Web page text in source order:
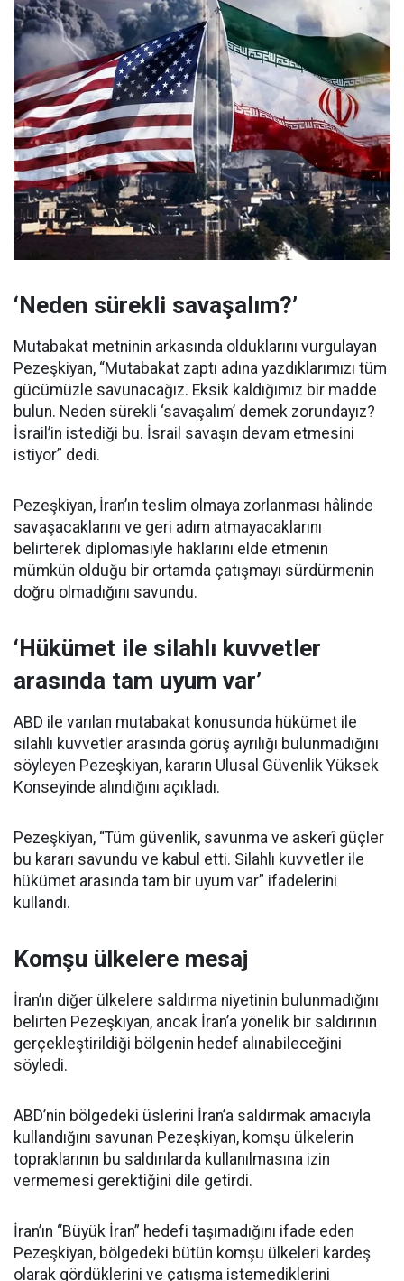
‘Neden sürekli savaşalım?’
Mutabakat metninin arkasında olduklarını vurgulayan
Pezeşkiyan, “Mutabakat zaptı adına yazdıklarımızı tüm
gücümüzle savunacağız. Eksik kaldığımız bir madde
bulun. Neden sürekli ‘savaşalım’ demek zorundayız?
İsrail’in istediği bu. İsrail savaşın devam etmesini
istiyor” dedi.
Pezeşkiyan, İran’ın teslim olmaya zorlanması hâlinde
savaşacaklarını ve geri adım atmayacaklarını
belirterek diplomasiyle haklarını elde etmenin
mümkün olduğu bir ortamda çatışmayı sürdürmenin
doğru olmadığını savundu.
‘Hükümet ile silahlı kuvvetler
arasında tam uyum var’
ABD ile varılan mutabakat konusunda hükümet ile
silahlı kuvvetler arasında görüş ayrılığı bulunmadığını
söyleyen Pezeşkiyan, kararın Ulusal Güvenlik Yüksek
Konseyinde alındığını açıkladı.
Pezeşkiyan, “Tüm güvenlik, savunma ve askerî güçler
bu kararı savundu ve kabul etti. Silahlı kuvvetler ile
hükümet arasında tam bir uyum var” ifadelerini
kullandı.
Komşu ülkelere mesaj
İran’ın diğer ülkelere saldırma niyetinin bulunmadığını
belirten Pezeşkiyan, ancak İran’a yönelik bir saldırının
gerçekleştirildiği bölgenin hedef alınabileceğini
söyledi.
ABD’nin bölgedeki üslerini İran’a saldırmak amacıyla
kullandığını savunan Pezeşkiyan, komşu ülkelerin
topraklarının bu saldırılarda kullanılmasına izin
vermemesi gerektiğini dile getirdi.
İran’ın “Büyük İran” hedefi taşımadığını ifade eden
Pezeşkiyan, bölgedeki bütün komşu ülkeleri kardeş
olarak gördüklerini ve çatışma istemediklerini